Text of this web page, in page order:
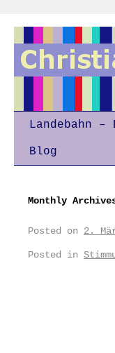
Landebahn –
Blog
Monthly
Posted on 2.
Posted in